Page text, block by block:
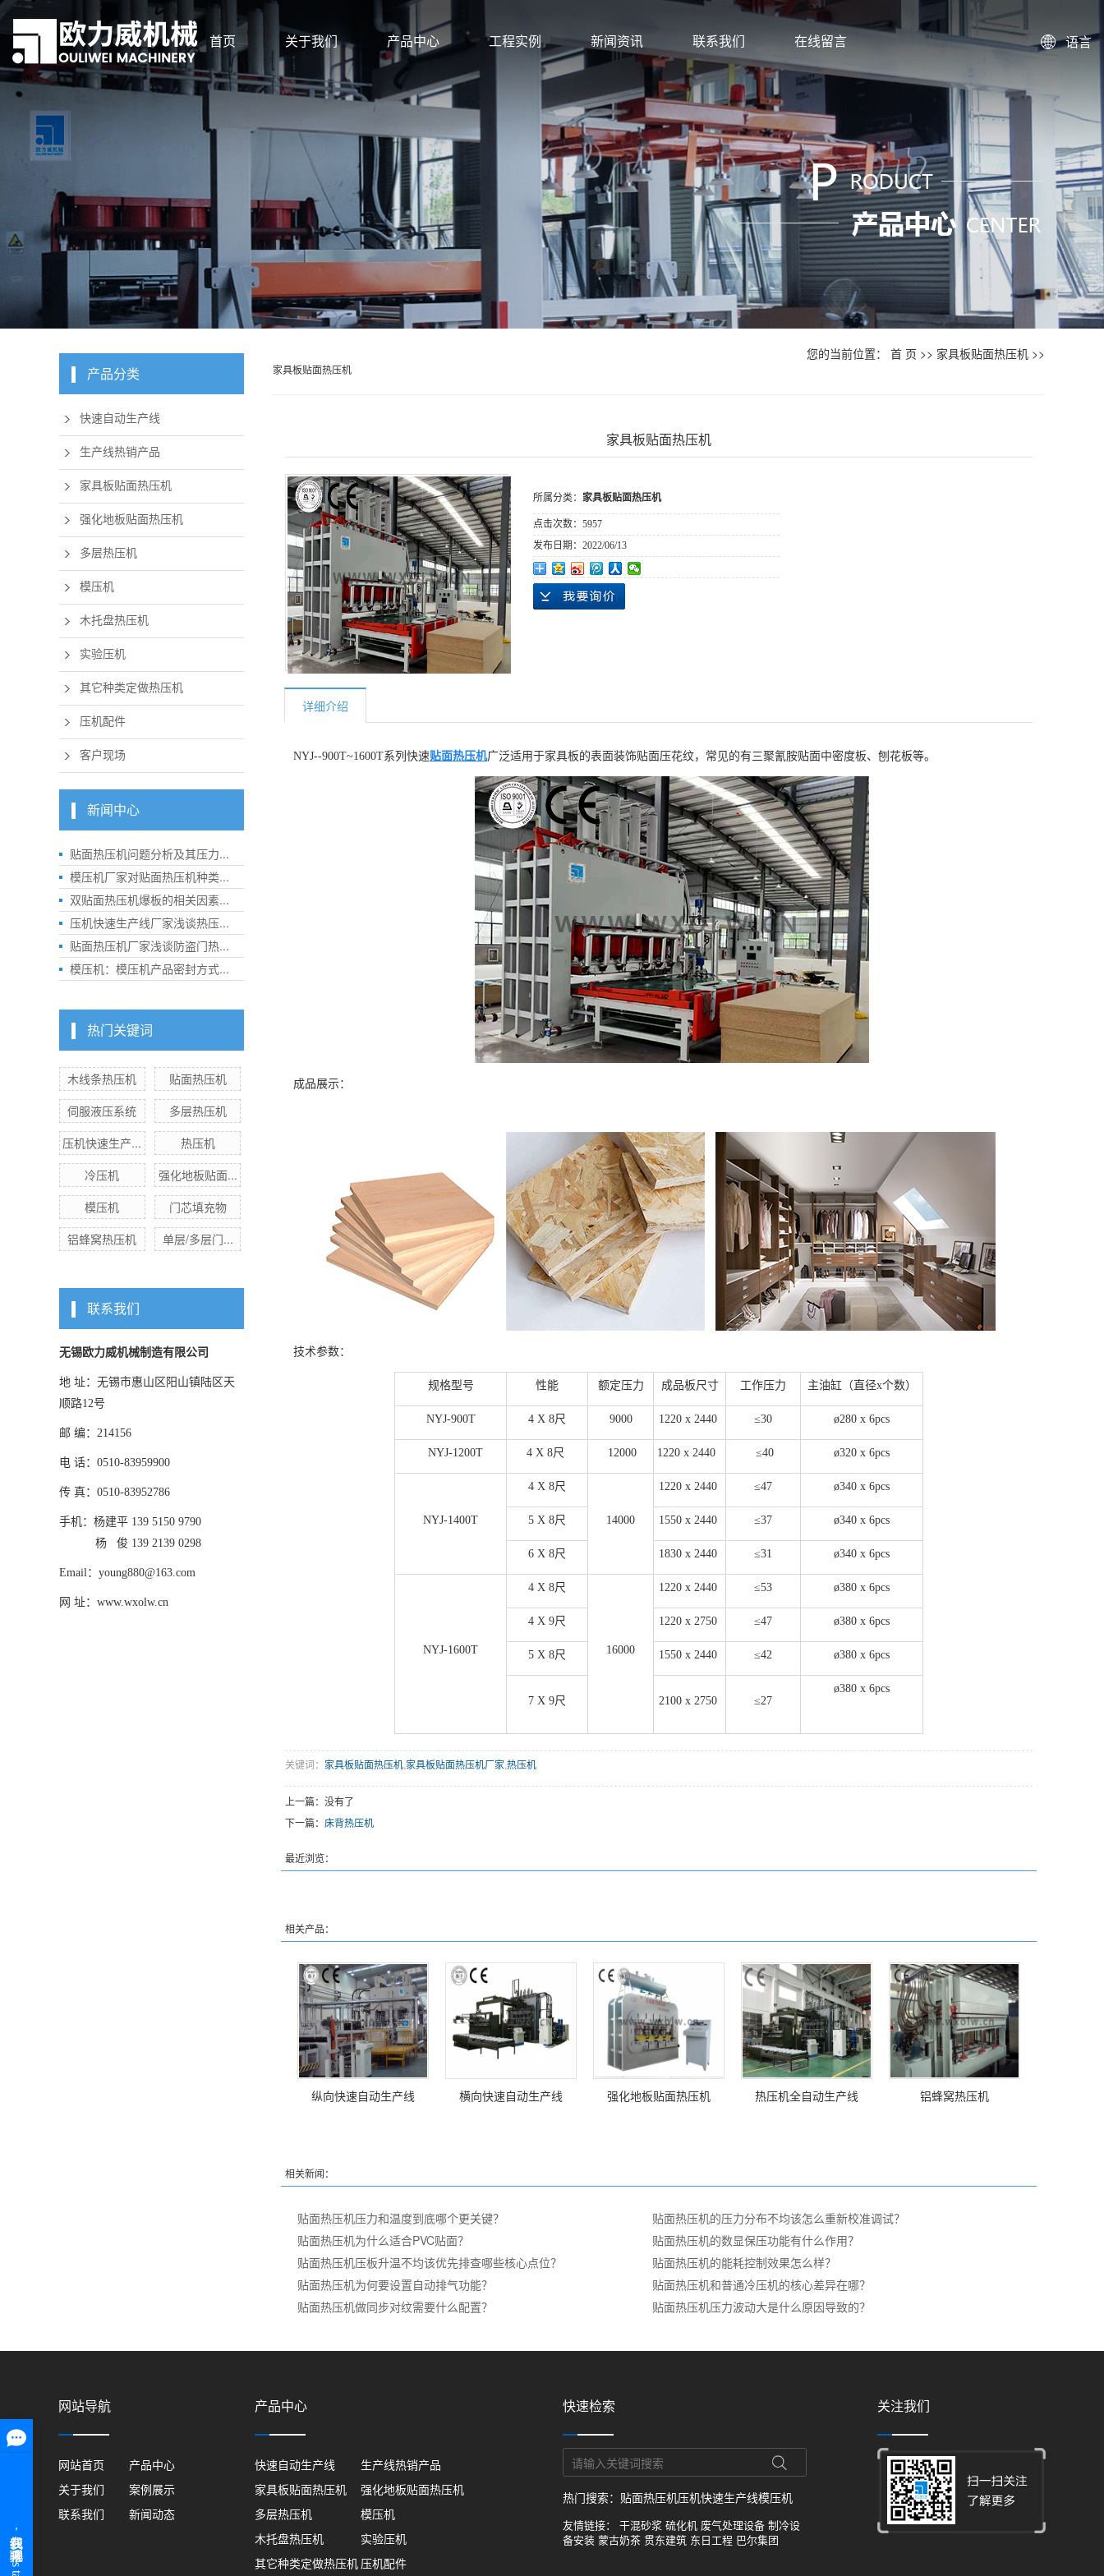
首页 关于我们 产品中心 工程实例 新闻资讯 联系我们 在线留言 语言
产品分类
快速自动生产线
生产线热销产品
家具板贴面热压机
强化地板贴面热压机
多层热压机
模压机
木托盘热压机
实验压机
其它种类定做热压机
压机配件
客户现场
新闻中心
贴面热压机问题分析及其压力...
模压机厂家对贴面热压机种类...
双贴面热压机爆板的相关因素...
压机快速生产线厂家浅谈热压...
贴面热压机厂家浅谈防盗门热...
模压机：模压机产品密封方式...
热门关键词
木线条热压机
贴面热压机
伺服液压系统
多层热压机
压机快速生产...
热压机
冷压机
强化地板贴面...
模压机
门芯填充物
铝蜂窝热压机
单层/多层门...
联系我们
无锡欧力威机械制造有限公司
地 址：无锡市惠山区阳山镇陆区天
顺路12号
邮 编：214156
电 话：0510-83959900
传 真：0510-83952786
手机：杨建平 139 5150 9790
杨 俊 139 2139 0298
Email：young880@163.com
网 址：www.wxolw.cn
家具板贴面热压机
您的当前位置： 首 页 >> 家具板贴面热压机 >>
家具板贴面热压机
所属分类： 家具板贴面热压机
点击次数： 5957
发布日期： 2022/06/13
详细介绍
NYJ--900T~1600T系列快速贴面热压机广泛适用于家具板的表面装饰贴面压花纹，常见的有三聚氰胺贴面中密度板、刨花板等。
成品展示：
技术参数：
规格型号 性能 额定压力 成品板尺寸 工作压力 主油缸（直径x个数）
NYJ-900T 4 X 8尺 9000 1220 x 2440 ≤30 ø280 x 6pcs
NYJ-1200T 4 X 8尺 12000 1220 x 2440 ≤40 ø320 x 6pcs
NYJ-1400T
4 X 8尺
14000
1220 x 2440 ≤47 ø340 x 6pcs
5 X 8尺 1550 x 2440 ≤37 ø340 x 6pcs
6 X 8尺 1830 x 2440 ≤31 ø340 x 6pcs
NYJ-1600T
4 X 8尺
16000
1220 x 2440 ≤53 ø380 x 6pcs
4 X 9尺 1220 x 2750 ≤47 ø380 x 6pcs
5 X 8尺 1550 x 2440 ≤42 ø380 x 6pcs
7 X 9尺 2100 x 2750 ≤27
ø380 x 6pcs
关键词： 家具板贴面热压机 家具板贴面热压机厂家 热压机
上一篇：没有了
下一篇： 床背热压机
最近浏览：
相关产品：
纵向快速自动生产线 横向快速自动生产线 强化地板贴面热压机 热压机全自动生产线 铝蜂窝热压机
相关新闻：
贴面热压机压力和温度到底哪个更关键？
贴面热压机的压力分布不均该怎么重新校准调试？
贴面热压机为什么适合PVC贴面？
贴面热压机的数显保压功能有什么作用？
贴面热压机压板升温不均该优先排查哪些核心点位？
贴面热压机的能耗控制效果怎么样？
贴面热压机为何要设置自动排气功能？
贴面热压机和普通冷压机的核心差异在哪？
贴面热压机做同步对纹需要什么配置？
贴面热压机压力波动大是什么原因导致的？
网站导航
网站首页
产品中心
关于我们
案例展示
联系我们
新闻动态
产品中心
快速自动生产线
生产线热销产品
家具板贴面热压机
强化地板贴面热压机
多层热压机
模压机
木托盘热压机
实验压机
其它种类定做热压机 压机配件
快速检索
热门搜索： 贴面热压机压机快速生产线模压机
友情链接：干混砂浆 硫化机 废气处理设备 制冷设
备安装 蒙古奶茶 贯东建筑 东日工程 巴尔集团
关注我们